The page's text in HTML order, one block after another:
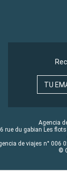
TU
Agencia
rue du gabian Les
de viajes n° 006
©